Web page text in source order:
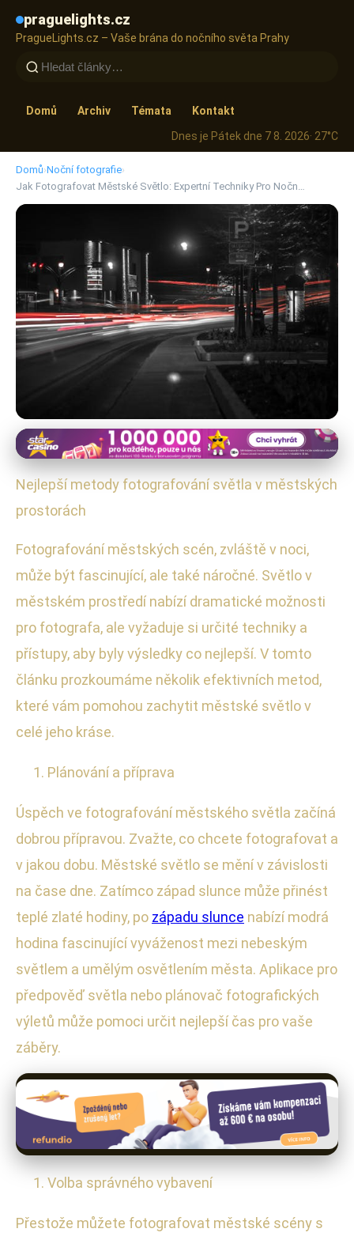
praguelights.cz
PragueLights.cz – Vaše brána do nočního světa Prahy
Domů Archiv Témata
Kontakt
Dnes je Pátek dne 7 8. 2026· 27°C
Domů›Noční fotografie›
Jak Fotografovat Městské Světlo: Expertní Techniky Pro Nočn…
Noční fotografie
Jak Fotografovat Městské
Světlo: Expertní Techniky Pro
Noční Scény
27. 12. 2025· 5 min čtení · Autor: Ondřej Svoboda
Nejlepší metody fotografování světla v městských
prostorách
Fotografování městských scén, zvláště v noci,
může být fascinující, ale také náročné. Světlo v
městském prostředí nabízí dramatické možnosti
pro fotografa, ale vyžaduje si určité techniky a
přístupy, aby byly výsledky co nejlepší. V tomto
článku prozkoumáme několik efektivních metod,
které vám pomohou zachytit městské světlo v
celé jeho kráse.
Plánování a příprava
Úspěch ve fotografování městského světla začíná
dobrou přípravou. Zvažte, co chcete fotografovat a
v jakou dobu. Městské světlo se mění v závislosti
na čase dne. Zatímco západ slunce může přinést
teplé zlaté hodiny, po západu slunce nabízí modrá
hodina fascinující vyváženost mezi nebeským
světlem a umělým osvětlením města. Aplikace pro
předpověď světla nebo plánovač fotografických
výletů může pomoci určit nejlepší čas pro vaše
záběry.
Volba správného vybavení
Přestože můžete fotografovat městské scény s